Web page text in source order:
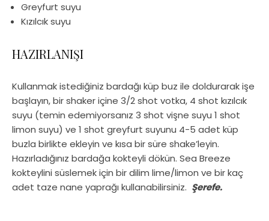
Greyfurt suyu
Kızılcık suyu
HAZIRLANIŞI
Kullanmak istediğiniz bardağı küp buz ile doldurarak işe
başlayın, bir shaker içine 3/2 shot votka, 4 shot kızılcık
suyu (temin edemiyorsanız 3 shot vişne suyu 1 shot
limon suyu) ve 1 shot greyfurt suyunu 4-5 adet küp
buzla birlikte ekleyin ve kısa bir süre shake’leyin.
Hazırladığınız bardağa kokteyli dökün. Sea Breeze
kokteylini süslemek için bir dilim lime/limon ve bir kaç
adet taze nane yaprağı kullanabilirsiniz. Şerefe.